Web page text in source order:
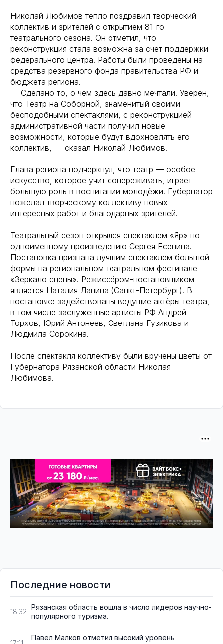
Николай Любимов тепло поздравил творческий
коллектив и зрителей с открытием 81-го
театрального сезона. Он отметил, что
реконструкция стала возможна за счёт поддержки
федерального центра. Работы были проведены на
средства резервного фонда правительства РФ и
бюджета региона.
— Сделано то, о чём здесь давно мечтали. Уверен,
что Театр на Соборной, знаменитый своими
бесподобными спектаклями, с реконструкцией
административной части получил новые
возможности, которые будут вдохновлять его
коллектив, — сказал Николай Любимов.
Глава региона подчеркнул, что театр — особое
искусство, которое учит сопереживать, играет
большую роль в воспитании молодёжи. Губернатор
пожелал творческому коллективу новых
интересных работ и благодарных зрителей.
Театральный сезон открылся спектаклем «Яр» по
одноименному произведению Сергея Есенина.
Постановка признана лучшим спектаклем большой
формы на региональном театральном фестивале
«Зеркало сцены». Режиссёром-постановщиком
является Наталия Лапина (Санкт-Петербург). В
постановке задействованы ведущие актёры театра,
в том числе заслуженные артисты РФ Андрей
Торхов, Юрий Антонеев, Светлана Гузикова и
Людмила Сорокина.
После спектакля коллективу были вручены цветы от
Губернатора Рязанской области Николая
Любимова.
Последние новости
18:32
Рязанская область вошла в число лидеров научно-
популярного туризма.
Павел Малков отметил высокий уровень